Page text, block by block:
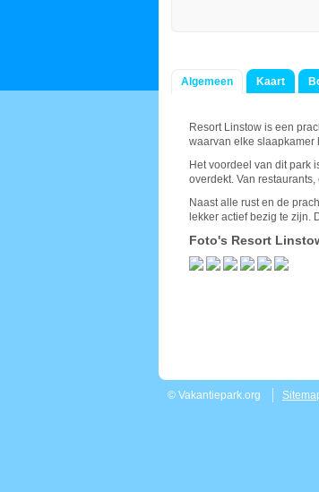
Algemeen Kaart
Resort Linstow is een
waarvan elke slaapkamer
Het voordeel van dit park
overdekt. Van
Naast alle rust en de
lekker actief bezig te zijn.
Foto's Resort
© Vakantiepark.org